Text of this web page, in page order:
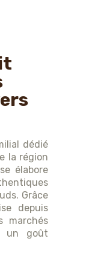
dédié
la région
élabore
Grâce
depuis
marchés
un goût